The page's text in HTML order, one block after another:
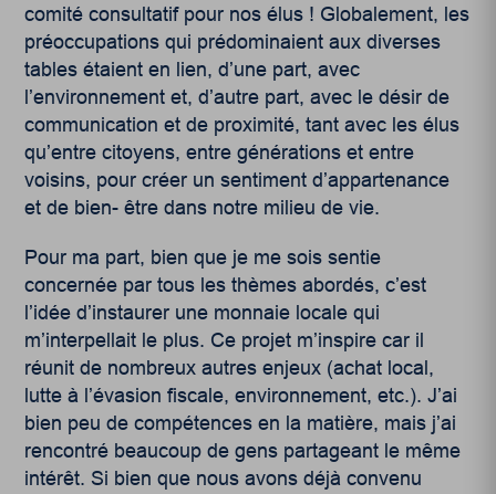
comité consultatif pour nos élus ! Globalement, les
préoccupations qui prédominaient aux diverses
tables étaient en lien, d’une part, avec
l’environnement et, d’autre part, avec le désir de
communication et de proximité, tant avec les élus
qu’entre citoyens, entre générations et entre
voisins, pour créer un sentiment d’appartenance
et de bien- être dans notre milieu de vie.
Pour ma part, bien que je me sois sentie
concernée par tous les thèmes abordés, c’est
l’idée d’instaurer une monnaie locale qui
m’interpellait le plus. Ce projet m’inspire car il
réunit de nombreux autres enjeux (achat local,
lutte à l’évasion fiscale, environnement, etc.). J’ai
bien peu de compétences en la matière, mais j’ai
rencontré beaucoup de gens partageant le même
intérêt. Si bien que nous avons déjà convenu